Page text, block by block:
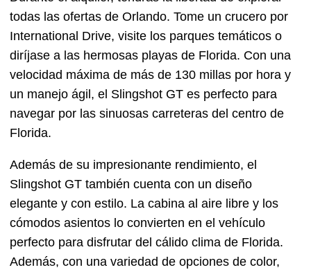
todas las ofertas de Orlando. Tome un crucero por
International Drive, visite los parques temáticos o
diríjase a las hermosas playas de Florida. Con una
velocidad máxima de más de 130 millas por hora y
un manejo ágil, el Slingshot GT es perfecto para
navegar por las sinuosas carreteras del centro de
Florida.
Además de su impresionante rendimiento, el
Slingshot GT también cuenta con un diseño
elegante y con estilo. La cabina al aire libre y los
cómodos asientos lo convierten en el vehículo
perfecto para disfrutar del cálido clima de Florida.
Además, con una variedad de opciones de color,